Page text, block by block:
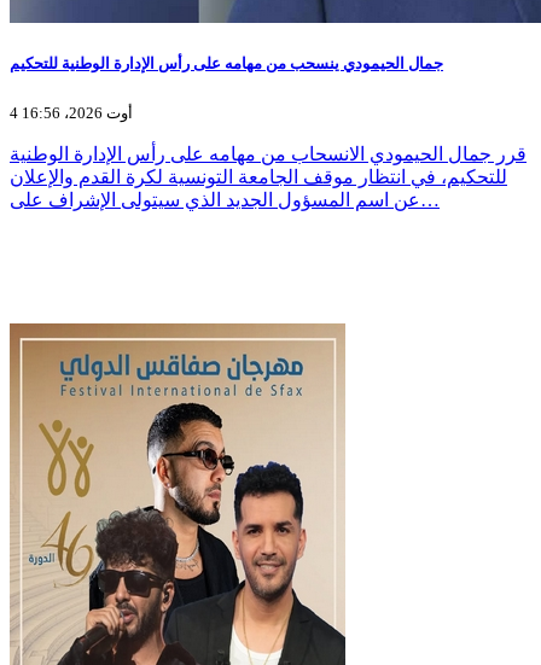
جمال الحيمودي ينسحب من مهامه على رأس الإدارة الوطنية للتحكيم
4 أوت 2026، 16:56
قرر جمال الحيمودي الانسحاب من مهامه على رأس الإدارة الوطنية
للتحكيم، في انتظار موقف الجامعة التونسية لكرة القدم والإعلان
عن اسم المسؤول الجديد الذي سيتولى الإشراف على…